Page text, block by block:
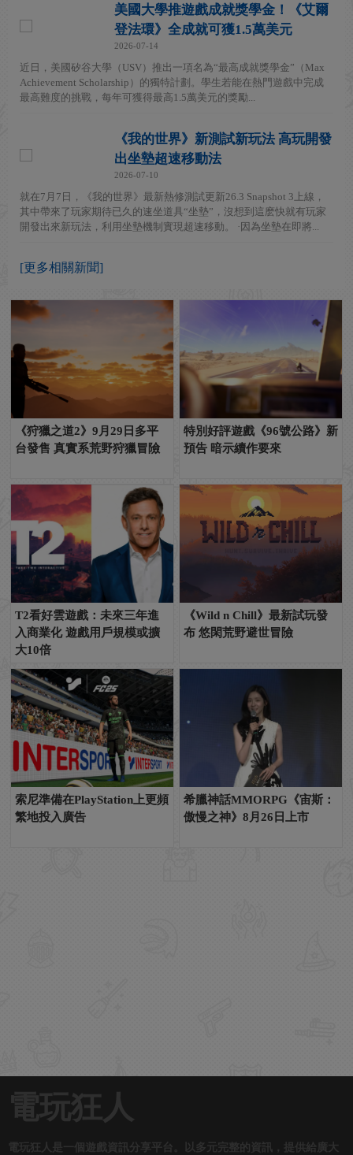
美國大學推遊戲成就獎學金！《艾爾
登法環》全成就可獲1.5萬美元
2026-07-14
近日，美國矽谷大學（USV）推出一項名為“最高成就獎學金”（Max
Achievement Scholarship）的獨特計劃。學生若能在熱門遊戲中完成
最高難度的挑戰，每年可獲得最高1.5萬美元的獎勵...
《我的世界》新測試新玩法 高玩開發
出坐墊超速移動法
2026-07-10
就在7月7日，《我的世界》最新熱修測試更新26.3 Snapshot 3上線，
其中帶來了玩家期待已久的速坐道具“坐墊”，沒想到這麽快就有玩家
開發出來新玩法，利用坐墊機制實現超速移動。 ·因為坐墊在即將...
[更多相關新聞]
《狩獵之道2》9月29日多平
台發售 真實系荒野狩獵冒險
特別好評遊戲《96號公路》新
預告 暗示續作要來
T2看好雲遊戲：未來三年進
入商業化 遊戲用戶規模或擴
大10倍
《Wild n Chill》最新試玩發
布 悠閑荒野避世冒險
索尼準備在PlayStation上更頻
繁地投入廣告
希臘神話MMORPG《宙斯：
傲慢之神》8月26日上市
電玩狂人
電玩狂人是一個遊戲資訊分享平台。以多元完整的資訊，提供給廣大